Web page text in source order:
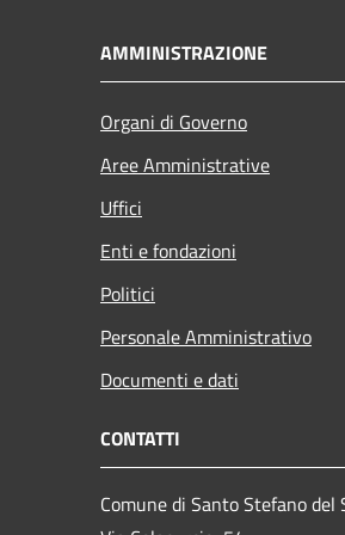
AMMINISTRAZIONE
Organi di Governo
Aree Amministrative
Uffici
Enti e fondazioni
Politici
Personale Amministrativo
Documenti e dati
CONTATTI
Comune di Santo Stefano del